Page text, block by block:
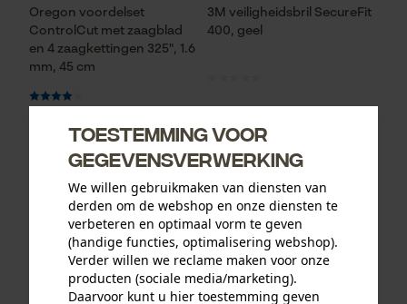
Oregon voordelset
ControlCut met zaagblad
en 4 zaagkettingen 325", 1.6
mm, 45 cm
3M veiligheidsbril SecureFit
400, geel
12,90 €*
Toestemming voor
gegevensverwerking
We willen gebruikmaken van diensten van
derden om de webshop en onze diensten te
verbeteren en optimaal vorm te geven
(handige functies, optimalisering webshop).
Verder willen we reclame maken voor onze
producten (sociale media/marketing).
Daarvoor kunt u hier toestemming geven